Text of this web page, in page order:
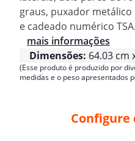
graus, puxador
e cadeado numérico TSA.
mais informações
Dimensões: 64.03 cm
(Esse produto é produzido por
medidas e o peso apresentados
Configure